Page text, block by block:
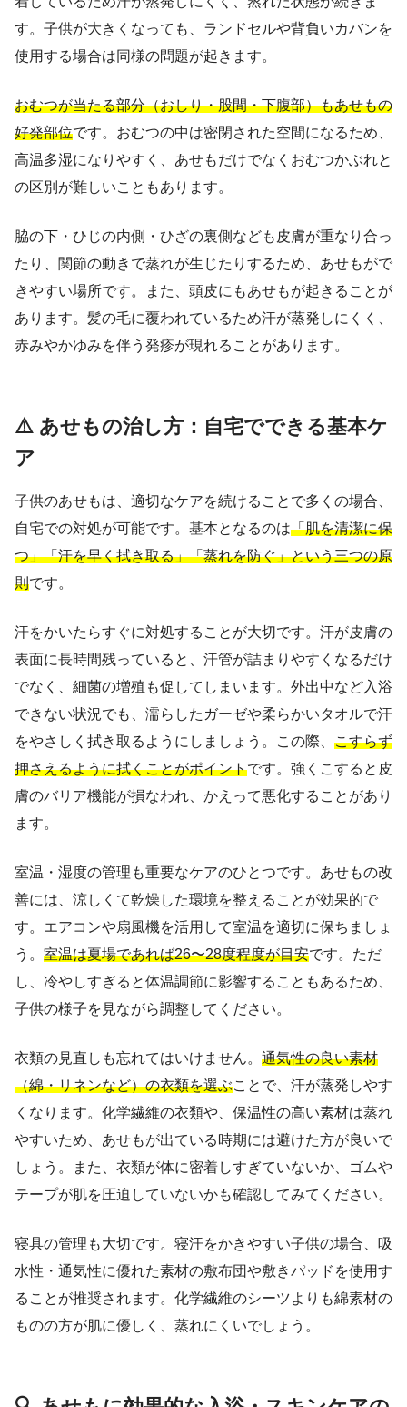
す。子供が大きくなっても、ランドセルや背負いカバンを
使用する場合は同様の問題が起きます。
おむつが当たる部分（おしり・股間・下腹部）もあせもの
好発部位です。おむつの中は密閉された空間になるため、
高温多湿になりやすく、あせもだけでなくおむつかぶれと
の区別が難しいこともあります。
脇の下・ひじの内側・ひざの裏側なども皮膚が重なり合っ
たり、関節の動きで蒸れが生じたりするため、あせもがで
きやすい場所です。また、頭皮にもあせもが起きることが
あります。髪の毛に覆われているため汗が蒸発しにくく、
赤みやかゆみを伴う発疹が現れることがあります。
⚠️ あせもの治し方：自宅でできる基本ケ
ア
子供のあせもは、適切なケアを続けることで多くの場合、
自宅での対処が可能です。基本となるのは「肌を清潔に保
つ」「汗を早く拭き取る」「蒸れを防ぐ」という三つの原
則です。
汗をかいたらすぐに対処することが大切です。汗が皮膚の
表面に長時間残っていると、汗管が詰まりやすくなるだけ
でなく、細菌の増殖も促してしまいます。外出中など入浴
できない状況でも、濡らしたガーゼや柔らかいタオルで汗
をやさしく拭き取るようにしましょう。この際、 こすらず
押さえるように拭くことがポイントです。強くこすると皮
膚のバリア機能が損なわれ、かえって悪化することがあり
ます。
室温・湿度の管理も重要なケアのひとつです。あせもの改
善には、涼しくて乾燥した環境を整えることが効果的で
す。エアコンや扇風機を活用して室温を適切に保ちましょ
う。 室温は夏場であれば26〜28度程度が目安です。ただ
し、冷やしすぎると体温調節に影響することもあるため、
子供の様子を見ながら調整してください。
衣類の見直しも忘れてはいけません。 通気性の良い素材
（綿・リネンなど）の衣類を選ぶことで、汗が蒸発しやす
くなります。化学繊維の衣類や、保温性の高い素材は蒸れ
やすいため、あせもが出ている時期には避けた方が良いで
しょう。また、衣類が体に密着しすぎていないか、ゴムや
テープが肌を圧迫していないかも確認してみてください。
寝具の管理も大切です。寝汗をかきやすい子供の場合、吸
水性・通気性に優れた素材の敷布団や敷きパッドを使用す
ることが推奨されます。化学繊維のシーツよりも綿素材の
ものの方が肌に優しく、蒸れにくいでしょう。